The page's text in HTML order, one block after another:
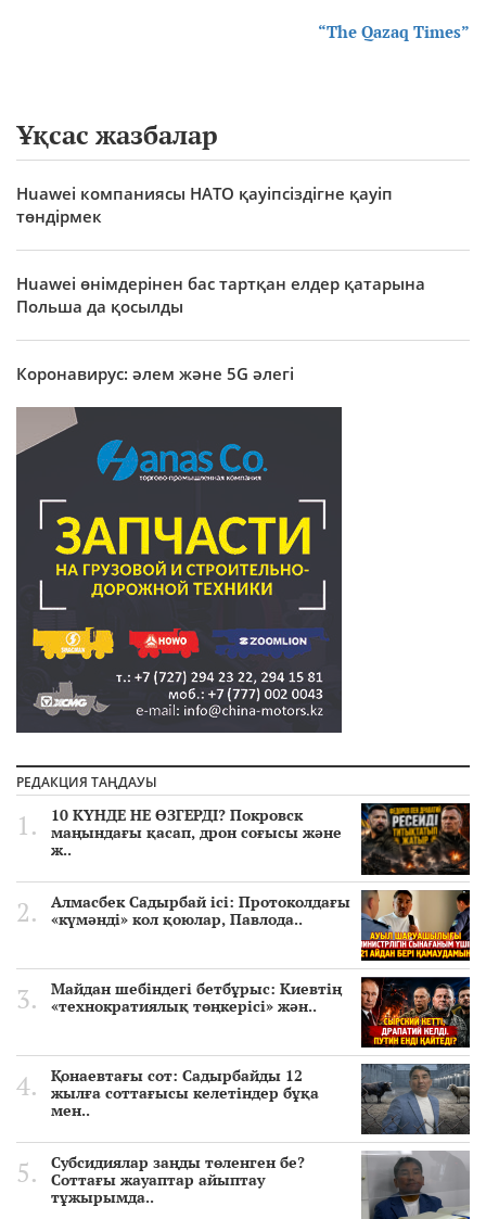
“The Qazaq Times”
Ұқсас жазбалар
Huawei компаниясы НАТО қауіпсіздігне қауіп
төндірмек
Huawei өнімдерінен бас тартқан елдер қатарына
Польша да қосылды
Коронавирус: әлем және 5G әлегі
РЕДАКЦИЯ ТАҢДАУЫ
10 КҮНДЕ НЕ ӨЗГЕРДІ? Покровск
маңындағы қасап, дрон соғысы және
ж..
Алмасбек Садырбай ісі: Протоколдағы
«күмәнді» кол қоюлар, Павлода..
Майдан шебіндегі бетбұрыс: Киевтің
«технократиялық төңкерісі» жән..
Қонаевтағы сот: Садырбайды 12
жылға соттағысы келетіндер бұқа
мен..
Субсидиялар заңды төленген бе?
Соттағы жауаптар айыптау
тұжырымда..